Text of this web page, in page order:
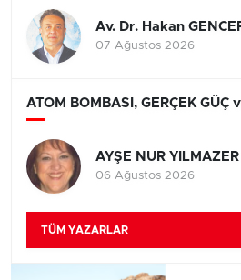
Av. Dr. Hakan
07 Ağustos 2026
ATOM BOMBASI, GERÇEK GÜÇ
AYŞE NUR YILMAZER
06 Ağustos 2026
TÜM YAZARLAR